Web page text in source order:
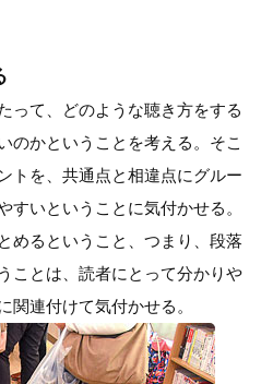
って、どのような聴き方をする
のかということを考える。そこ
トを、共通点と相違点にグルー
すいということに気付かせる。
めるということ、つまり、段落
ことは、読者にとって分かりや
関連付けて気付かせる。